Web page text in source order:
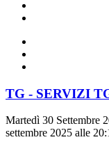
TG - SERVIZI
Martedì 30 Settembre
settembre 2025 alle